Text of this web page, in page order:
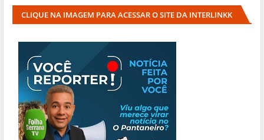
CLIQUE NA IMAGEM PARA ACESSAR O SITE DA INTERLINKK